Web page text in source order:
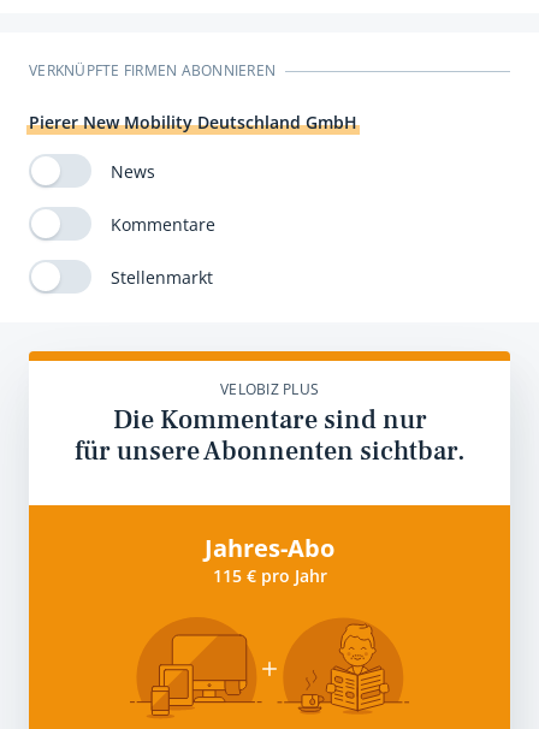
VERKNÜPFTE FIRMEN ABONNIEREN
Pierer New Mobility Deutschland GmbH
News
Kommentare
Stellenmarkt
VELOBIZ PLUS
Die Kommentare sind nur
für unsere Abonnenten sichtbar.
Jahres-Abo
115 € pro Jahr